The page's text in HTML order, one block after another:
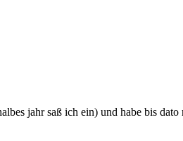
jahr saß ich ein) und habe bis